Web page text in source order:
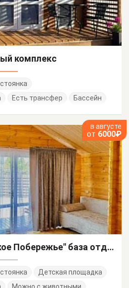
комплекс
Есть трансфер Бассейн
в августе
от 6000₽
"Sea Coast - Морское Побережье" база отдыха
Детская площадка